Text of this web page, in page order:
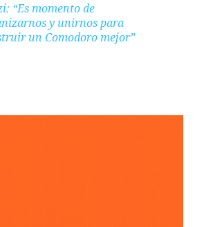
“Es momento de
y unirnos para
un Comodoro mejor”